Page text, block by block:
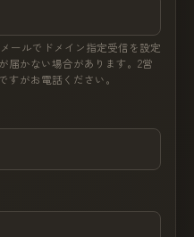
ールでドメイン指定受信を設定
届かない場合があります。2営
すがお電話ください。